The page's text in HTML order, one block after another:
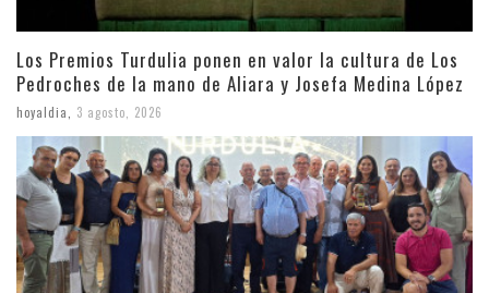
Los Premios Turdulia ponen en valor la cultura de Los
Pedroches de la mano de Aliara y Josefa Medina López
hoyaldia 3 agosto, 2026